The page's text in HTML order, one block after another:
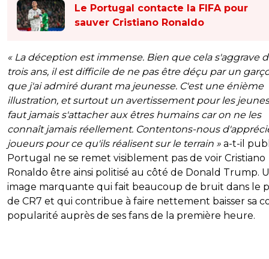
Le Portugal contacte la FIFA pour
sauver Cristiano Ronaldo
« La déception est immense. Bien que cela s'aggrave
trois ans, il est difficile de ne pas être déçu par un
que j'ai admiré durant ma jeunesse. C'est une énième
illustration, et surtout un avertissement pour les
faut jamais s'attacher aux êtres humains car on ne les
connaît jamais réellement. Contentons-nous
joueurs pour ce qu'ils réalisent sur le terrain » a-t-il
Portugal ne se remet visiblement pas de voir Cristiano
Ronaldo être ainsi politisé au côté de Donald Trump.
image marquante qui fait beaucoup de bruit dans le
de CR7 et qui contribue à faire nettement baisser sa
popularité auprès de ses fans de la première heure.